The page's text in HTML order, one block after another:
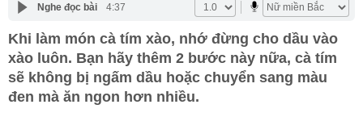
Nghe đọc bài 4:37
Khi làm món cà tím xào, nhớ đừng cho dầu vào
xào luôn. Bạn hãy thêm 2 bước này nữa, cà tím
sẽ không bị ngấm dầu hoặc chuyển sang màu
đen mà ăn ngon hơn nhiều.